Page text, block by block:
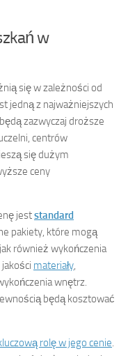
w
się w zależności od
jedną z najważniejszych
zazwyczaj droższe
centrów
się dużym
ceny
jeststandard
pakiety, które mogą
również wykończenia
materiały
wnętrz.
będą kosztować
rolę w jego cenie